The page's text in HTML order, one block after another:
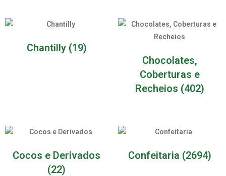
Chantilly (19)
Chocolates,
Coberturas e
Recheios (402)
Cocos e Derivados
(22)
Confeitaria (2694)